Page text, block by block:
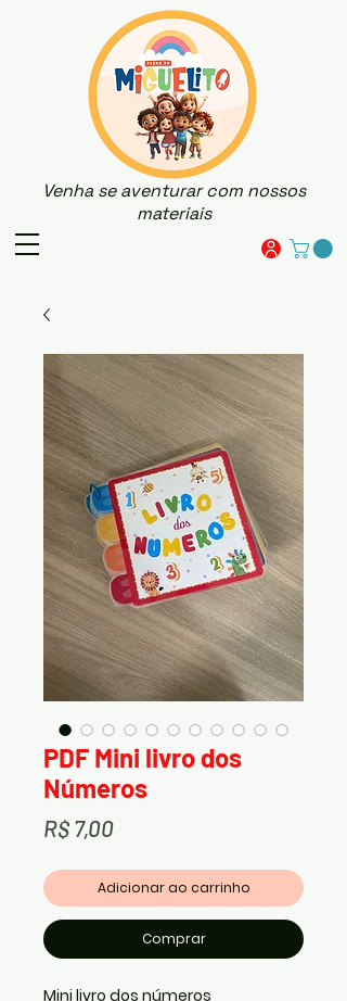
Venha se aventurar com nossos
materiais
PDF Mini livro dos
Números
R$ 7,00Preço
Adicionar ao carrinho
Comprar
Mini livro dos números